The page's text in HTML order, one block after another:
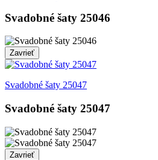
Svadobné šaty 25046
Zavrieť
Svadobné šaty 25047
Svadobné šaty 25047
Zavrieť